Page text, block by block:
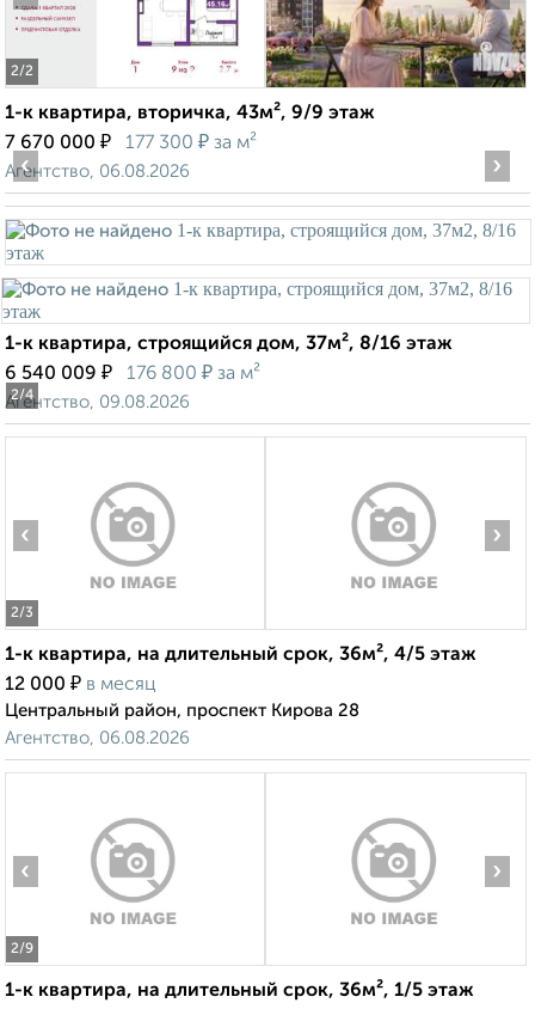
2/2
1-к квартира, вторичка, 43м², 9/9 этаж
7 670 000 ₽ 177 300 ₽ за м²
Агентство, 06.08.2026
2/4
‹ ›
1-к квартира, строящийся дом, 37м², 8/16 этаж
6 540 009 ₽ 176 800 ₽ за м²
Агентство, 09.08.2026
2/3
‹ ›
1-к квартира, на длительный срок, 36м², 4/5 этаж
12 000 ₽ в месяц
Центральный район, проспект Кирова 28
Агентство, 06.08.2026
2/9
‹ ›
1-к квартира, на длительный срок, 36м², 1/5 этаж